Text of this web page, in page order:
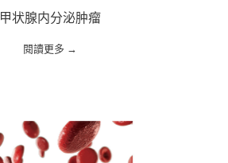
甲状腺内分泌肿瘤
閱讀更多 →